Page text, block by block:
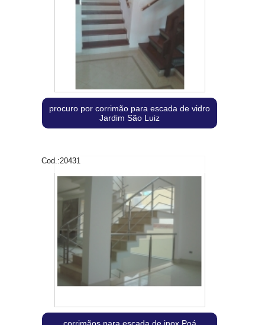
procuro por corrimão para escada de vidro
Jardim São Luiz
Cod.:20431